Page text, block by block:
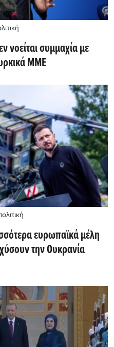
νοείται συμμαχία με
MME
ευρωπαϊκά μέλη
την Ουκρανία